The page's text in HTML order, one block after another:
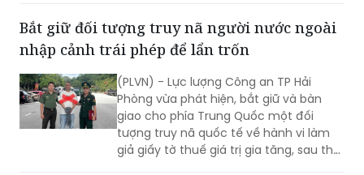
(PLVN) - Lực lượng Công an TP Hải
Phòng vừa phát hiện, bắt giữ và bàn
giao cho phía Trung Quốc một đối
tượng truy nã quốc tế về hành vi làm
giả giấy tờ thuế giá trị gia tăng, sau thời
gian lẩn trốn trên địa bàn thành phố.
Chủ tịch UBND thành phố Hải Phòng gửi thư